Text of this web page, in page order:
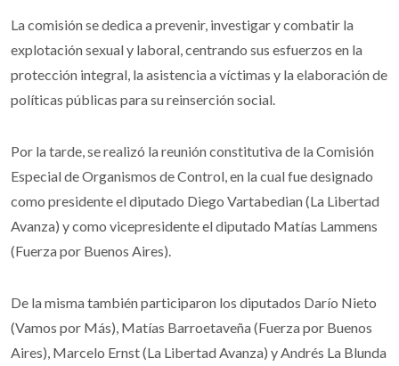
La comisión se dedica a prevenir, investigar y combatir la
explotación sexual y laboral, centrando sus esfuerzos en la
protección integral, la asistencia a víctimas y la elaboración de
políticas públicas para su reinserción social.
Por la tarde, se realizó la reunión constitutiva de la Comisión
Especial de Organismos de Control, en la cual fue designado
como presidente el diputado Diego Vartabedian (La Libertad
Avanza) y como vicepresidente el diputado Matías Lammens
(Fuerza por Buenos Aires).
De la misma también participaron los diputados Darío Nieto
(Vamos por Más), Matías Barroetaveña (Fuerza por Buenos
Aires), Marcelo Ernst (La Libertad Avanza) y Andrés La Blunda